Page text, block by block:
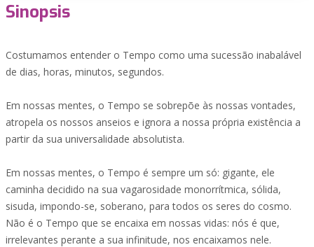
Sinopsis
Costumamos entender o Tempo como uma sucessão inabalável
de dias, horas, minutos, segundos.
Em nossas mentes, o Tempo se sobrepõe às nossas vontades,
atropela os nossos anseios e ignora a nossa própria existência a
partir da sua universalidade absolutista.
Em nossas mentes, o Tempo é sempre um só: gigante, ele
caminha decidido na sua vagarosidade monorrítmica, sólida,
sisuda, impondo-se, soberano, para todos os seres do cosmo.
Não é o Tempo que se encaixa em nossas vidas: nós é que,
irrelevantes perante a sua infinitude, nos encaixamos nele.